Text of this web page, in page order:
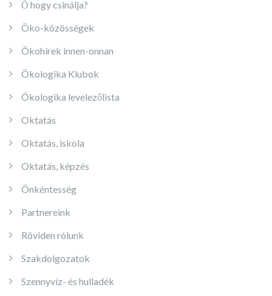
Ő hogy csinálja?
Öko-közösségek
Ökohírek innen-onnan
Ökologika Klubok
Ökologika levelezőlista
Oktatás
Oktatás, iskola
Oktatás, képzés
Önkéntesség
Partnereink
Röviden rólunk
Szakdolgozatok
Szennyvíz- és hulladék